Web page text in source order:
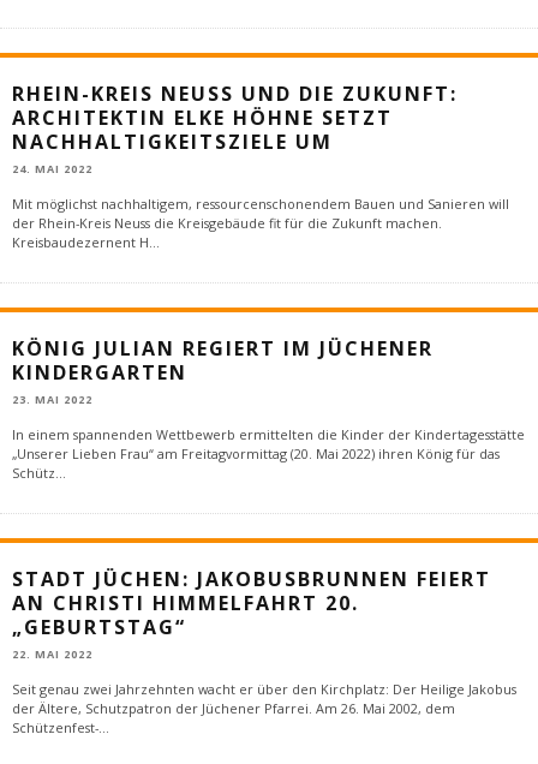
RHEIN-KREIS NEUSS UND DIE ZUKUNFT:
ARCHITEKTIN ELKE HÖHNE SETZT
NACHHALTIGKEITSZIELE UM
24. MAI 2022
Mit möglichst nachhaltigem, ressourcenschonendem Bauen und Sanieren will
der Rhein-Kreis Neuss die Kreisgebäude fit für die Zukunft machen.
Kreisbaudezernent H...
KÖNIG JULIAN REGIERT IM JÜCHENER
KINDERGARTEN
23. MAI 2022
In einem spannenden Wettbewerb ermittelten die Kinder der Kindertagesstätte
„Unserer Lieben Frau“ am Freitagvormittag (20. Mai 2022) ihren König für das
Schütz...
STADT JÜCHEN: JAKOBUSBRUNNEN FEIERT
AN CHRISTI HIMMELFAHRT 20.
„GEBURTSTAG“
22. MAI 2022
Seit genau zwei Jahrzehnten wacht er über den Kirchplatz: Der Heilige Jakobus
der Ältere, Schutzpatron der Jüchener Pfarrei. Am 26. Mai 2002, dem
Schützenfest-...